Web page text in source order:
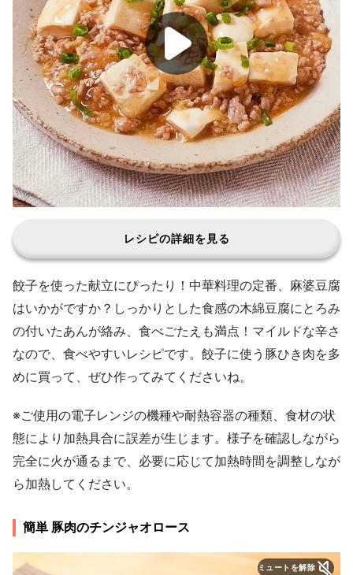
レシピの詳細を見る
餃子を使った献立にぴったり！中華料理の定番、麻婆豆腐
はいかがですか？しっかりとした食感の木綿豆腐にとろみ
の付いたあんが絡み、食べごたえも満点！マイルドな辛さ
なので、食べやすいレシピです。餃子に使う豚ひき肉を多
めに買って、ぜひ作ってみてくださいね。
※ご使用の電子レンジの機種や耐熱容器の種類、食材の状
態により加熱具合に誤差が生じます。様子を確認しながら
完全に火が通るまで、必要に応じて加熱時間を調整しなが
ら加熱してください。
簡単 豚肉のチンジャオロース
ミュートを解除